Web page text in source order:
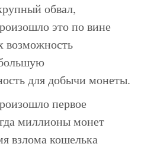
обвал,
это по вине
возможность
для добычи монеты.
первое
миллионы монет
взлома кошелька